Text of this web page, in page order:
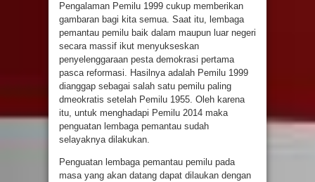
Pengalaman Pemilu 1999 cukup memberikan
gambaran bagi kita semua. Saat itu, lembaga
pemantau pemilu baik dalam maupun luar negeri
secara massif ikut menyukseskan
penyelenggaraan pesta demokrasi pertama
pasca reformasi. Hasilnya adalah Pemilu 1999
dianggap sebagai salah satu pemilu paling
dmeokratis setelah Pemilu 1955. Oleh karena
itu, untuk menghadapi Pemilu 2014 maka
penguatan lembaga pemantau sudah
selayaknya dilakukan.
Penguatan lembaga pemantau pemilu pada
masa yang akan datang dapat dilaukan dengan